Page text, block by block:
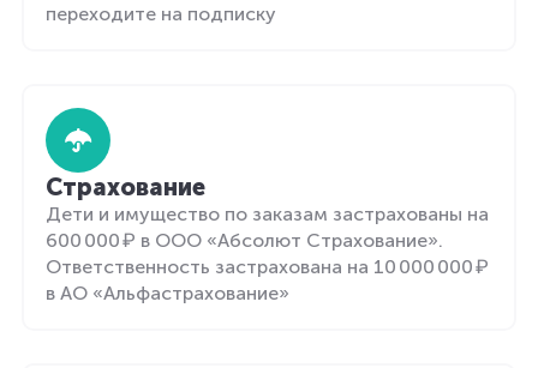
переходите на подписку
Страхование
Дети и имущество по заказам застрахованы на
600 000 ₽ в ООО «Абсолют Страхование».
Ответственность застрахована на 10 000 000 ₽
в АО «Альфастрахование»